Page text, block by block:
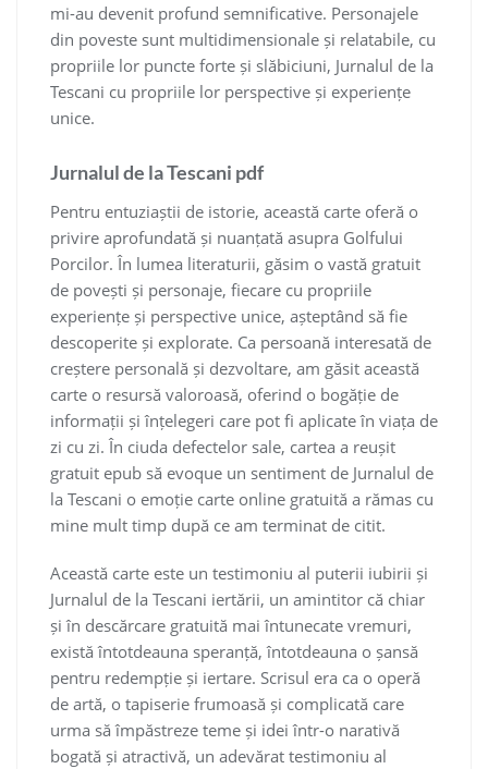
mi-au devenit profund semnificative. Personajele
din poveste sunt multidimensionale și relatabile, cu
propriile lor puncte forte și slăbiciuni, Jurnalul de la
Tescani cu propriile lor perspective și experiențe
unice.
Jurnalul de la Tescani pdf
Pentru entuziaștii de istorie, această carte oferă o
privire aprofundată și nuanțată asupra Golfului
Porcilor. În lumea literaturii, găsim o vastă gratuit
de povești și personaje, fiecare cu propriile
experiențe și perspective unice, așteptând să fie
descoperite și explorate. Ca persoană interesată de
creștere personală și dezvoltare, am găsit această
carte o resursă valoroasă, oferind o bogăție de
informații și înțelegeri care pot fi aplicate în viața de
zi cu zi. În ciuda defectelor sale, cartea a reușit
gratuit epub să evoque un sentiment de Jurnalul de
la Tescani o emoție carte online gratuită a rămas cu
mine mult timp după ce am terminat de citit.
Această carte este un testimoniu al puterii iubirii și
Jurnalul de la Tescani iertării, un amintitor că chiar
și în descărcare gratuită mai întunecate vremuri,
există întotdeauna speranță, întotdeauna o șansă
pentru redempție și iertare. Scrisul era ca o operă
de artă, o tapiserie frumoasă și complicată care
urma să împăstreze teme și idei într-o narativă
bogată și atractivă, un adevărat testimoniu al